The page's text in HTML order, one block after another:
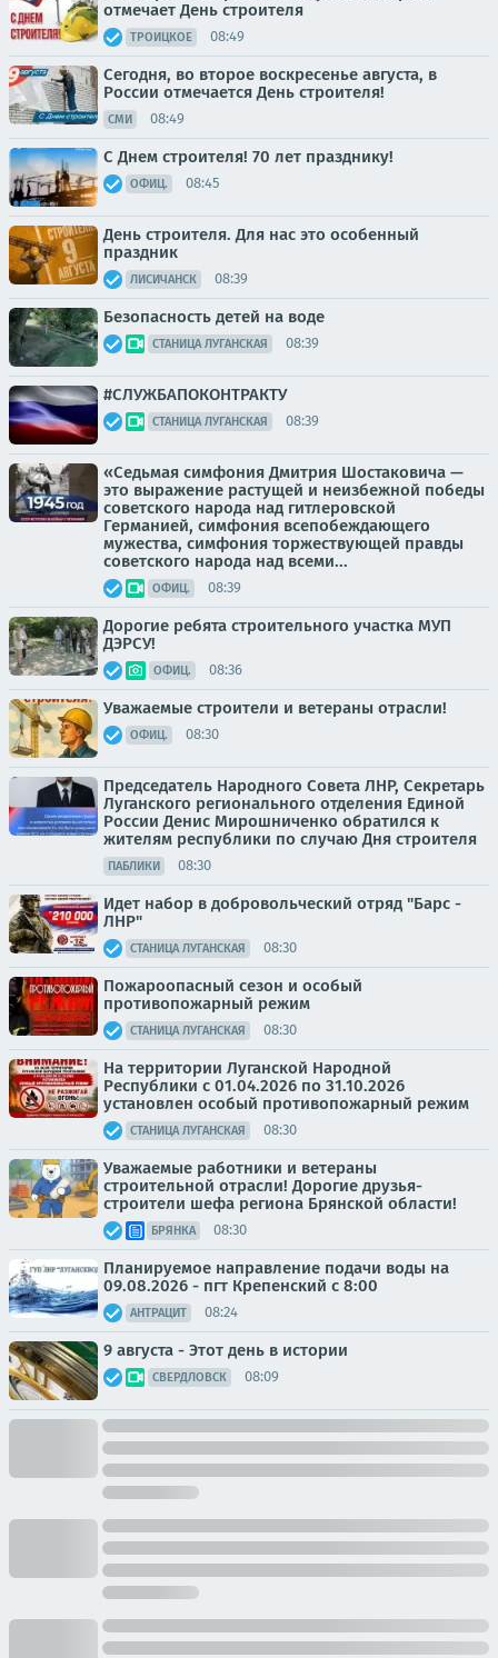
отмечает День строителя
ТРОИЦКОЕ 08:49
Сегодня, во второе воскресенье августа, в
России отмечается День строителя!
СМИ 08:49
С Днем строителя! 70 лет празднику!
ОФИЦ. 08:45
День строителя. Для нас это особенный
праздник
ЛИСИЧАНСК 08:39
Безопасность детей на воде
СТАНИЦА ЛУГАНСКАЯ 08:39
#СЛУЖБАПОКОНТРАКТУ
СТАНИЦА ЛУГАНСКАЯ 08:39
«Седьмая симфония Дмитрия Шостаковича —
это выражение растущей и неизбежной победы
советского народа над гитлеровской
Германией, симфония всепобеждающего
мужества, симфония торжествующей правды
советского народа над всеми...
ОФИЦ. 08:39
Дорогие ребята строительного участка МУП
ДЭРСУ!
ОФИЦ. 08:36
Уважаемые строители и ветераны отрасли!
ОФИЦ. 08:30
Председатель Народного Совета ЛНР, Секретарь
Луганского регионального отделения Единой
России Денис Мирошниченко обратился к
жителям республики по случаю Дня строителя
ПАБЛИКИ 08:30
Идет набор в добровольческий отряд "Барс -
ЛНР"
СТАНИЦА ЛУГАНСКАЯ 08:30
Пожароопасный сезон и особый
противопожарный режим
СТАНИЦА ЛУГАНСКАЯ 08:30
На территории Луганской Народной
Республики с 01.04.2026 по 31.10.2026
установлен особый противопожарный режим
СТАНИЦА ЛУГАНСКАЯ 08:30
Уважаемые работники и ветераны
строительной отрасли! Дорогие друзья-
строители шефа региона Брянской области!
БРЯНКА 08:30
Планируемое направление подачи воды на
09.08.2026 - пгт Крепенский с 8:00
АНТРАЦИТ 08:24
9 августа - Этот день в истории
СВЕРДЛОВСК 08:09